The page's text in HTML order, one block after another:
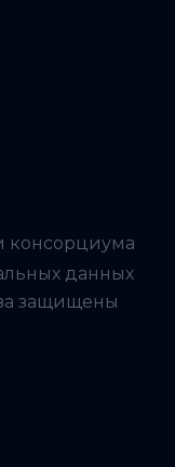
консорциума
данных
защищены